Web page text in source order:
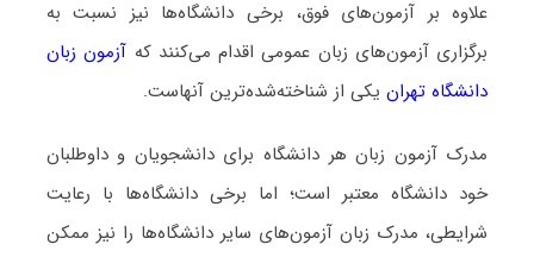
علاوه بر آزمون‌های فوق، برخی دانشگاه‌ها نیز نسبت به
برگزاری آزمون‌های زبان عمومی اقدام می‌کنند که آزمون زبان
دانشگاه تهرانیکی از شناخته‌شده‌ترین آنهاست.
مدرک آزمون زبان هر دانشگاه برای دانشجویان و داوطلبان
خود دانشگاه معتبر است؛ اما برخی دانشگاه‌ها با رعایت
شرایطی، مدرک زبان آزمون‌های سایر دانشگاه‌ها را نیز ممکن